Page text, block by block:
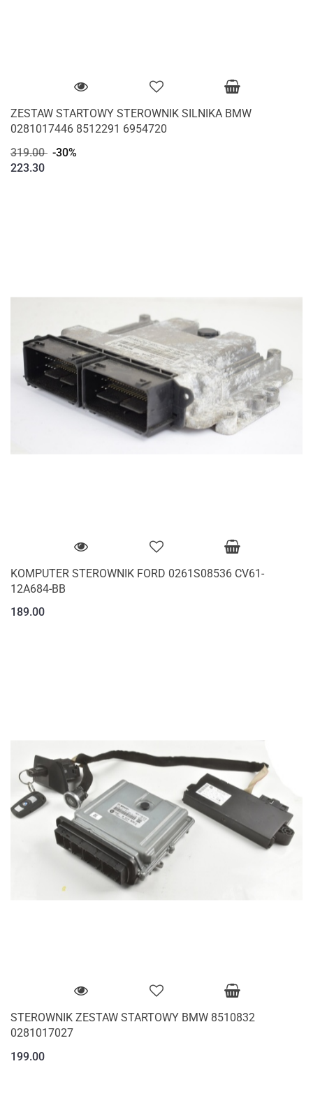
ZESTAW STARTOWY STEROWNIK SILNIKA BMW
0281017446 8512291 6954720
319.00 -30%
223.30
KOMPUTER STEROWNIK FORD 0261S08536 CV61-
12A684-BB
189.00
STEROWNIK ZESTAW STARTOWY BMW 8510832
0281017027
199.00